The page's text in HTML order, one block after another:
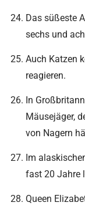
Das süßeste
sechs und
Auch Katzen
reagieren.
In
Mäusejäger,
von Nagern
Im
fast 20 Jahre
Queen